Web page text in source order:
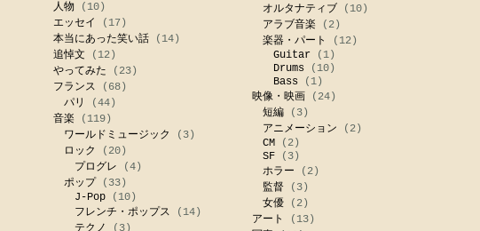
人物 (10)
エッセイ
(17)
本当にあった笑い話 (14)
追悼文 (12)
やってみた (23)
フランス (68)
パリ
(44)
音楽 (119)
ワールドミュージック
(3)
ロック
(20)
プログレ (4)
ポップ (33)
J-Pop (10)
フレンチ・ポップス (14)
テクノ
(3)
オルタナティブ (10)
アラブ音楽(2)
楽器・パート
(12)
Guitar(1)
Drums(10)
Bass(1)
映像・映画 (24)
短編(3)
アニメーション (2)
CM(2)
SF(3)
ホラー (2)
監督(3)
女優(2)
アート
(13)